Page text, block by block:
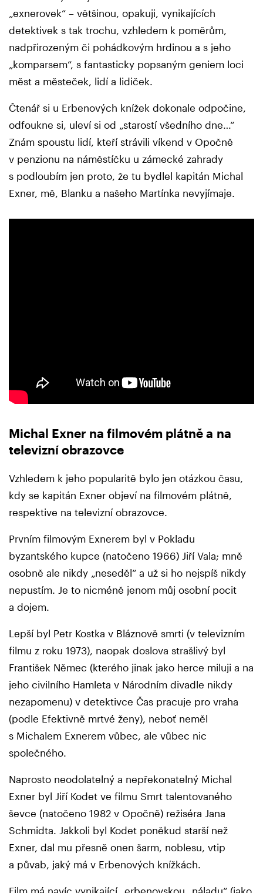
„exnerovek“ – většinou, opakuji, vynikajících
detektivek s tak trochu, vzhledem k poměrům,
nadpřirozeným či pohádkovým hrdinou a s jeho
„komparsem“, s fantasticky popsaným geniem loci
měst a městeček, lidí a lidiček.
Čtenář si u Erbenových knížek dokonale odpočine,
odfoukne si, uleví si od „starostí všedního dne…“
Znám spoustu lidí, kteří strávili víkend v Opočně
v penzionu na náměstíčku u zámecké zahrady
s podloubím jen proto, že tu bydlel kapitán Michal
Exner, mě, Blanku a našeho Martínka nevyjímaje.
Michal Exner na filmovém plátně a na
televizní obrazovce
Vzhledem k jeho popularitě bylo jen otázkou času,
kdy se kapitán Exner objeví na filmovém plátně,
respektive na televizní obrazovce.
Prvním filmovým Exnerem byl v Pokladu
byzantského kupce (natočeno 1966) Jiří Vala; mně
osobně ale nikdy „neseděl“ a už si ho nejspíš nikdy
nepustím. Je to nicméně jenom můj osobní pocit
a dojem.
Lepší byl Petr Kostka v Bláznově smrti (v televizním
filmu z roku 1973), naopak doslova strašlivý byl
František Němec (kterého jinak jako herce miluji a na
jeho civilního Hamleta v Národním divadle nikdy
nezapomenu) v detektivce Čas pracuje pro vraha
(podle Efektivně mrtvé ženy), neboť neměl
s Michalem Exnerem vůbec, ale vůbec nic
společného.
Naprosto neodolatelný a nepřekonatelný Michal
Exner byl Jiří Kodet ve filmu Smrt talentovaného
ševce (natočeno 1982 v Opočně) režiséra Jana
Schmidta. Jakkoli byl Kodet poněkud starší než
Exner, dal mu přesně onen šarm, noblesu, vtip
a půvab, jaký má v Erbenových knížkách.